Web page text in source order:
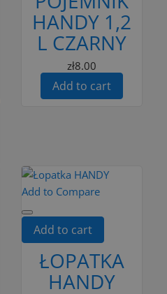
HANDY 1,2
L CZARNY
zł8.00
Add to cart
Add to Compare
Add to cart
ŁOPATKA
HANDY